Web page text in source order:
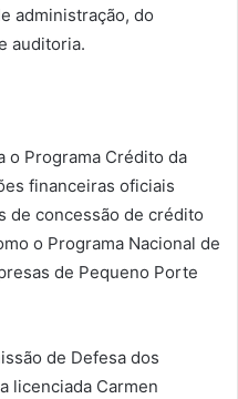
administração, do
auditoria.
o Programa Crédito da
financeiras oficiais
de concessão de crédito
o Programa Nacional de
de Pequeno Porte
de Defesa dos
licenciada Carmen